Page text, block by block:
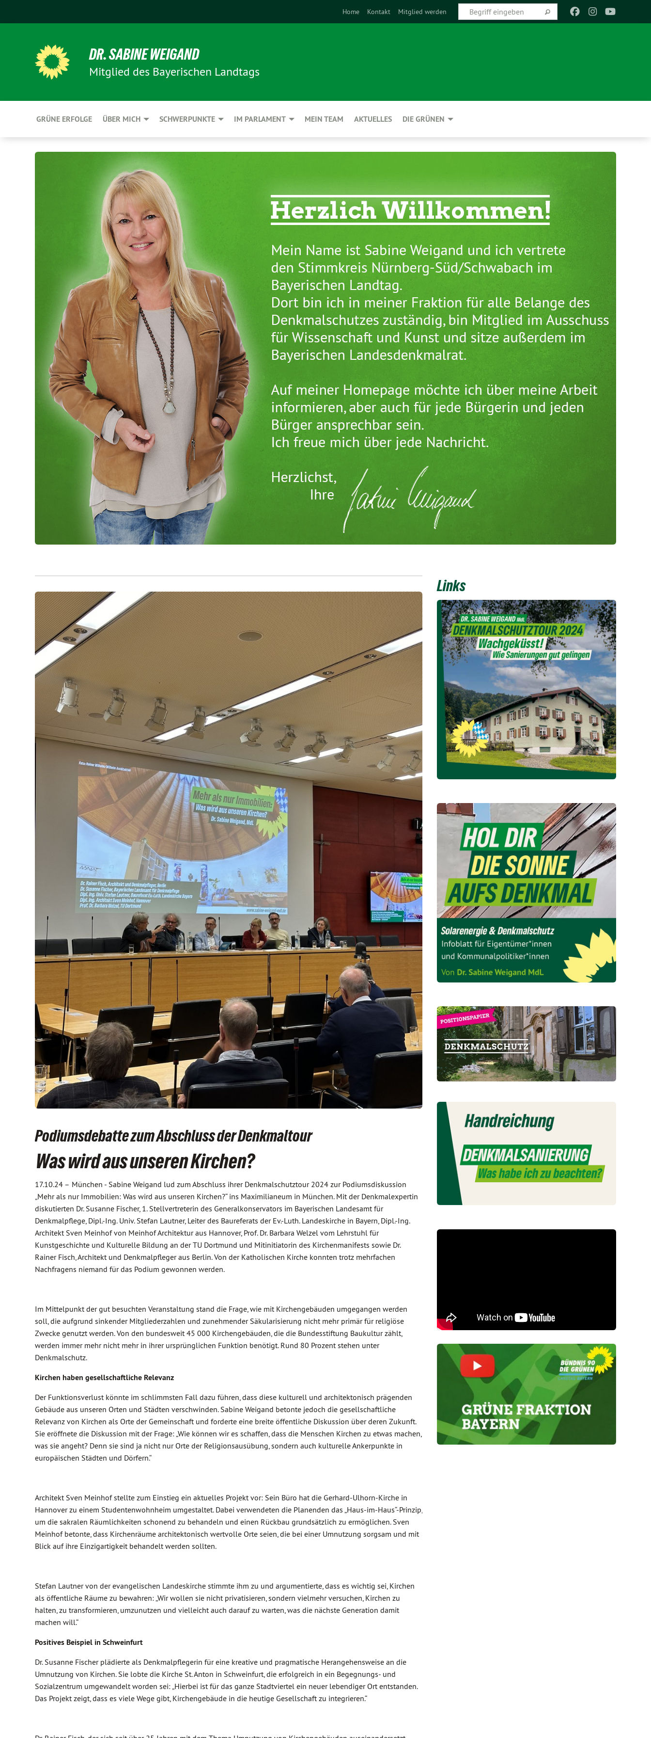
Home Kontakt Mitglied werden
DR. SABINE WEIGAND
Mitglied des Bayerischen Landtags
GRÜNE ERFOLGE ÜBER MICH SCHWERPUNKTE IM PARLAMENT MEIN TEAM AKTUELLES DIE GRÜNEN
Podiumsdebatte zum Abschluss der Denkmaltour
Was wird aus unseren Kirchen?
17.10.24 – München - Sabine Weigand lud zum Abschluss ihrer Denkmalschutztour 2024 zur Podiumsdiskussion
„Mehr als nur Immobilien: Was wird aus unseren Kirchen?“ ins Maximilianeum in München. Mit der Denkmalexpertin
diskutierten Dr. Susanne Fischer, 1. Stellvertreterin des Generalkonservators im Bayerischen Landesamt für
Denkmalpflege, Dipl.-Ing. Univ. Stefan Lautner, Leiter des Baureferats der Ev.-Luth. Landeskirche in Bayern, Dipl.-Ing.
Architekt Sven Meinhof von Meinhof Architektur aus Hannover, Prof. Dr. Barbara Welzel vom Lehrstuhl für
Kunstgeschichte und Kulturelle Bildung an der TU Dortmund und Mitinitiatorin des Kirchenmanifests sowie Dr.
Rainer Fisch, Architekt und Denkmalpfleger aus Berlin. Von der Katholischen Kirche konnten trotz mehrfachen
Nachfragens niemand für das Podium gewonnen werden.
Im Mittelpunkt der gut besuchten Veranstaltung stand die Frage, wie mit Kirchengebäuden umgegangen werden
soll, die aufgrund sinkender Mitgliederzahlen und zunehmender Säkularisierung nicht mehr primär für religiöse
Zwecke genutzt werden. Von den bundesweit 45 000 Kirchengebäuden, die die Bundesstiftung Baukultur zählt,
werden immer mehr nicht mehr in ihrer ursprünglichen Funktion benötigt. Rund 80 Prozent stehen unter
Denkmalschutz.
Kirchen haben gesellschaftliche Relevanz
Der Funktionsverlust könnte im schlimmsten Fall dazu führen, dass diese kulturell und architektonisch prägenden
Gebäude aus unseren Orten und Städten verschwinden. Sabine Weigand betonte jedoch die gesellschaftliche
Relevanz von Kirchen als Orte der Gemeinschaft und forderte eine breite öffentliche Diskussion über deren Zukunft.
Sie eröffnete die Diskussion mit der Frage: „Wie können wir es schaffen, dass die Menschen Kirchen zu etwas machen,
was sie angeht? Denn sie sind ja nicht nur Orte der Religionsausübung, sondern auch kulturelle Ankerpunkte in
europäischen Städten und Dörfern.“
Architekt Sven Meinhof stellte zum Einstieg ein aktuelles Projekt vor: Sein Büro hat die Gerhard-Ulhorn-Kirche in
Hannover zu einem Studentenwohnheim umgestaltet. Dabei verwendeten die Planenden das „Haus-im-Haus“-Prinzip,
um die sakralen Räumlichkeiten schonend zu behandeln und einen Rückbau grundsätzlich zu ermöglichen. Sven
Meinhof betonte, dass Kirchenräume architektonisch wertvolle Orte seien, die bei einer Umnutzung sorgsam und mit
Blick auf ihre Einzigartigkeit behandelt werden sollten.
Stefan Lautner von der evangelischen Landeskirche stimmte ihm zu und argumentierte, dass es wichtig sei, Kirchen
als öffentliche Räume zu bewahren: „Wir wollen sie nicht privatisieren, sondern vielmehr versuchen, Kirchen zu
halten, zu transformieren, umzunutzen und vielleicht auch darauf zu warten, was die nächste Generation damit
machen will.“
Positives Beispiel in Schweinfurt
Dr. Susanne Fischer plädierte als Denkmalpflegerin für eine kreative und pragmatische Herangehensweise an die
Umnutzung von Kirchen. Sie lobte die Kirche St. Anton in Schweinfurt, die erfolgreich in ein Begegnungs- und
Sozialzentrum umgewandelt worden sei: „Hierbei ist für das ganze Stadtviertel ein neuer lebendiger Ort entstanden.
Das Projekt zeigt, dass es viele Wege gibt, Kirchengebäude in die heutige Gesellschaft zu integrieren.“
Links